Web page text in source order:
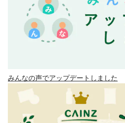
みんなの声でアップデートしました